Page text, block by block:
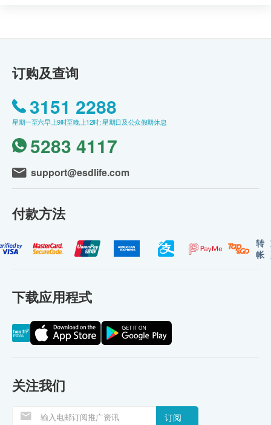
订购及查询
3151 2288
星期一至六早上9时至晚上12时; 星期日及公众假期休息
5283 4117
support@esdlife.com
付款方法
转
帐
下载应用程式
关注我们
订阅